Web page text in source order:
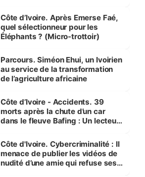
Côte d’Ivoire. Après Emerse Faé,
quel sélectionneur pour les
Éléphants ? (Micro-trottoir)
Parcours. Siméon Ehui, un Ivoirien
au service de la transformation
de l’agriculture africaine
Côte d’Ivoire - Accidents. 39
morts après la chute d’un car
dans le fleuve Bafing : Un lecteur
des Transports
Côte d'Ivoire. Cybercriminalité : Il
menace de publier les vidéos de
nudité d’une amie qui refuse ses